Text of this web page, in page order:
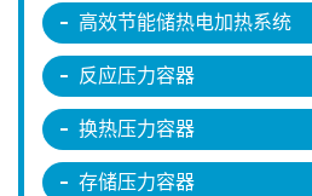
高效节能储热电加热系统
反应压力容器
换热压力容器
存储压力容器